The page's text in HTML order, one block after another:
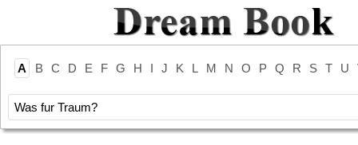
A B C D E F G H I J K L M N O P Q R S T U